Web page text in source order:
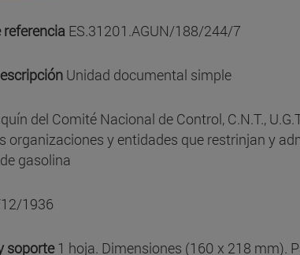
referencia ES.31201.AGUN/188/244/7
Unidad documental simple
del Comité Nacional de Control, C.N.T.,
organizaciones y entidades que restrinjan y
gasolina
1936
soporte1 hoja. Dimensiones (160 x 218 mm).